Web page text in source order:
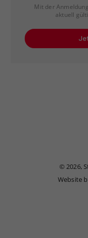
Mit der
aktuell
©2026,
Website